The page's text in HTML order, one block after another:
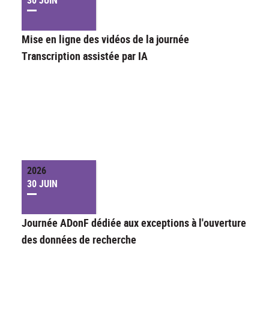
Mise en ligne des vidéos de la journée
Transcription assistée par IA
2026
30 JUIN
Journée ADonF dédiée aux exceptions à l'ouverture
des données de recherche